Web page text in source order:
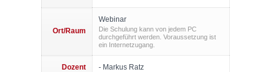
Ort/Raum
Webinar
Die Schulung kann von jedem PC
durchgeführt werden. Voraussetzung ist
ein Internetzugang.
Dozent - Markus Ratz